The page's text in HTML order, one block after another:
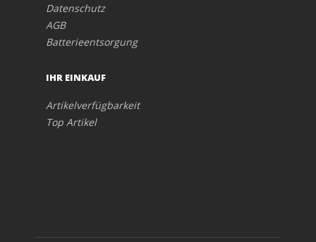
Datenschutz
AGB
Batterieentsorgung
IHR EINKAUF
Artikelverfügbarkeit
Top Artikel